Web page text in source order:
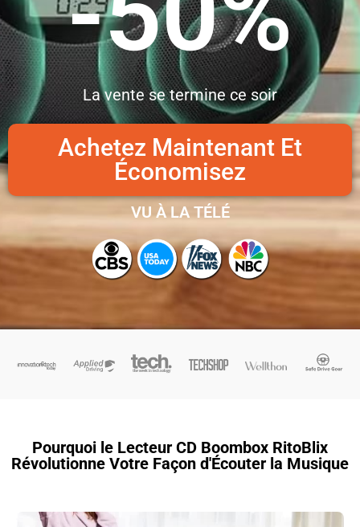
La vente se termine ce soir
Achetez Maintenant Et
Économisez
VU À LA TÉLÉ
Pourquoi le Lecteur CD Boombox RitoBlix
Révolutionne Votre Façon d'Écouter la Musique